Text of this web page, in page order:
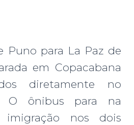
Puno para La Paz de
em Copacabana
diretamente no
O ônibus para na
imigração nos dois